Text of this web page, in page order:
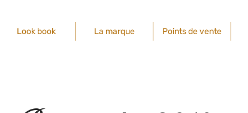
Look book La marque Points de vente